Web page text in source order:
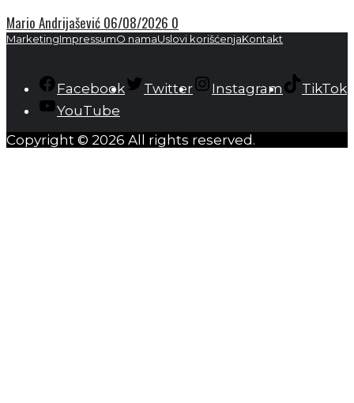
Mario Andrijašević 06/08/2026 0
MarketingImpressumO namaUslovi korišćenjaKontakt
Facebook Twitter Instagram
TikTok
YouTube
Copyright © 2026 All rights reserved.